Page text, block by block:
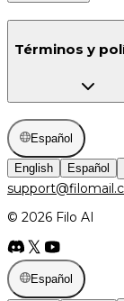
Términos y
Español
English Español
© 2026 Filo AI
Español